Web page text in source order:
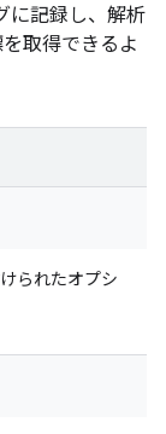
に記録し、解析
取得できるよ
られたオプシ